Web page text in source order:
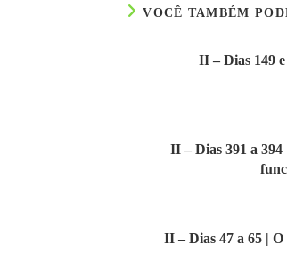
VOCÊ TAMBÉM
II – Dias 149
II – Dias 391 a
II – Dias 47 a 65 | O